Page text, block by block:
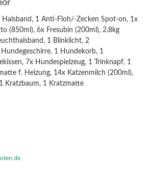
1 Anti-Floh/-Zecken Spot-on, 1x
(850ml), 6x Fresubin (200ml), 2.8kg
1 Blinklicht, 2
1 Hundekorb, 1
7x Hundespielzeug, 1 Trinknapf, 1
f. Heizung, 14x Katzenmilch (200ml),
Kratzbaum, 1 Kratzmatte